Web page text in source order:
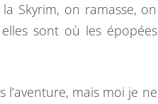
Skyrim, on ramasse, on
sont où les épopées
mais moi je ne